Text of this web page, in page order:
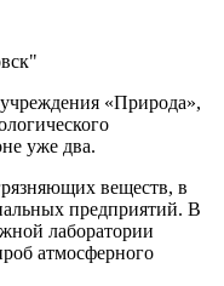
«Природа»,
уже два.
веществ, в
предприятий. В
лаборатории
атмосферного